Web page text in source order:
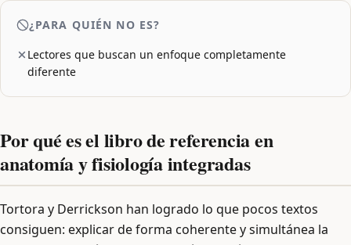
¿PARA QUIÉN NO ES?
Lectores que buscan un enfoque completamente
diferente
Por qué es el libro de referencia en
anatomía y fisiología integradas
Tortora y Derrickson han logrado lo que pocos textos
consiguen: explicar de forma coherente y simultánea la